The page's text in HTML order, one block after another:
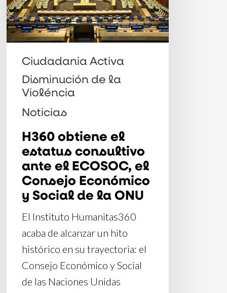
consultivo
ante
el
ECOSOC,
Consejo
Social
ONU
Ciudadania Activa
Disminución de la
Violéncia
Noticias
H360 obtiene el
estatus consultivo
ante el ECOSOC, el
Consejo Económico
y Social de la ONU
El Instituto Humanitas360
acaba de alcanzar un hito
histórico en su trayectoria: el
Consejo Económico y Social
de las Naciones Unidas